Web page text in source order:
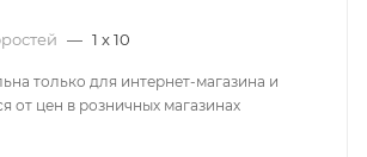
— 1 x 10
только для интернет-магазина и
от цен в розничных магазинах